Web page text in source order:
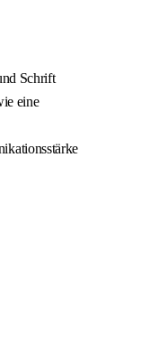
Schrift
eine